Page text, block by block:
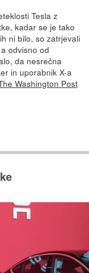
Tesla z
kadar se je tako
ni bilo, so zatrjevali
odvisno od
da nesrečna
in uporabnik X-a
Washington Post